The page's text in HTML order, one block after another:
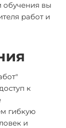
обучения вы
работ и
к
гибкую
и